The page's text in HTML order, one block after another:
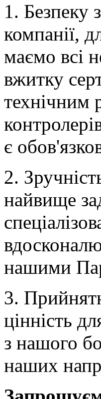
1. Безпеку
компанії,
маємо всі
вжитку
технічним
є
2.
найвище
нашими
3.
цінність
з нашого
наших